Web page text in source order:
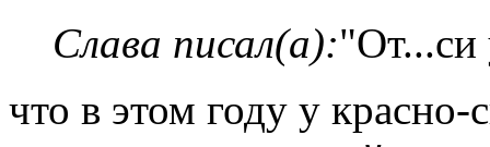
Слава писал(а):
что в этом году у красно-